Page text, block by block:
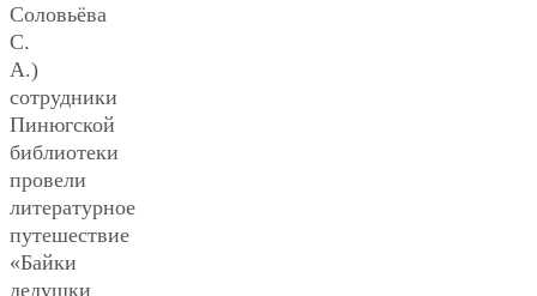
Соловьёва
С.
А.)
сотрудники
Пинюгской
библиотеки
провели
литературное
путешествие
«Байки
дедушки